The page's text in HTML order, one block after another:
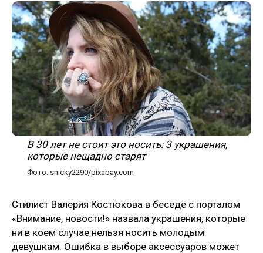
В 30 лет не стоит это носить: 3 украшения,
которые нещадно старят
Фото: snicky2290/pixabay.com
Стилист Валерия Костюкова в беседе с порталом
«Внимание, новости!» назвала украшения, которые
ни в коем случае нельзя носить молодым
девушкам. Ошибка в выборе аксессуаров может